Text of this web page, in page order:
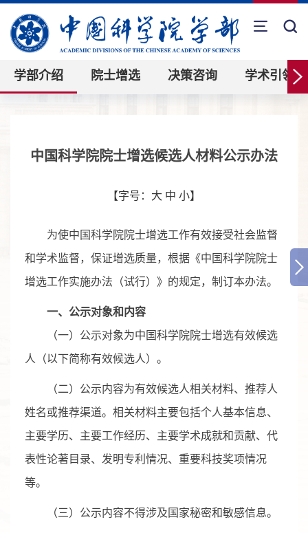
学部介绍 院士增选 决策咨询 学术引领
中国科学院院士增选候选人材料公示办法
【字号： 大 中 小】
为使中国科学院院士增选工作有效接受社会监督
和学术监督，保证增选质量，根据《中国科学院院士
增选工作实施办法（试行）》的规定，制订本办法。
一、公示对象和内容
（一）公示对象为中国科学院院士增选有效候选
人（以下简称有效候选人）。
（二）公示内容为有效候选人相关材料、推荐人
姓名或推荐渠道。相关材料主要包括个人基本信息、
主要学历、主要工作经历、主要学术成就和贡献、代
表性论著目录、发明专利情况、重要科技奖项情况
等。
（三）公示内容不得涉及国家秘密和敏感信息。